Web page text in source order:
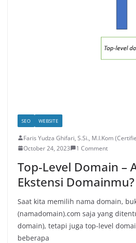
SEO WEBSITE
Faris Yudza Ghifari, S.Si., M.I.Kom
October 24, 2023
1 Comment
Top-Level Domain –
Ekstensi Domainmu?
Saat kita memilih nama domain,
(namadomain).com saja yang
domain), tetapi juga top-level
beberapa